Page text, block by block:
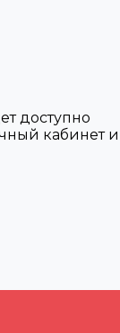
доступно
кабинет и